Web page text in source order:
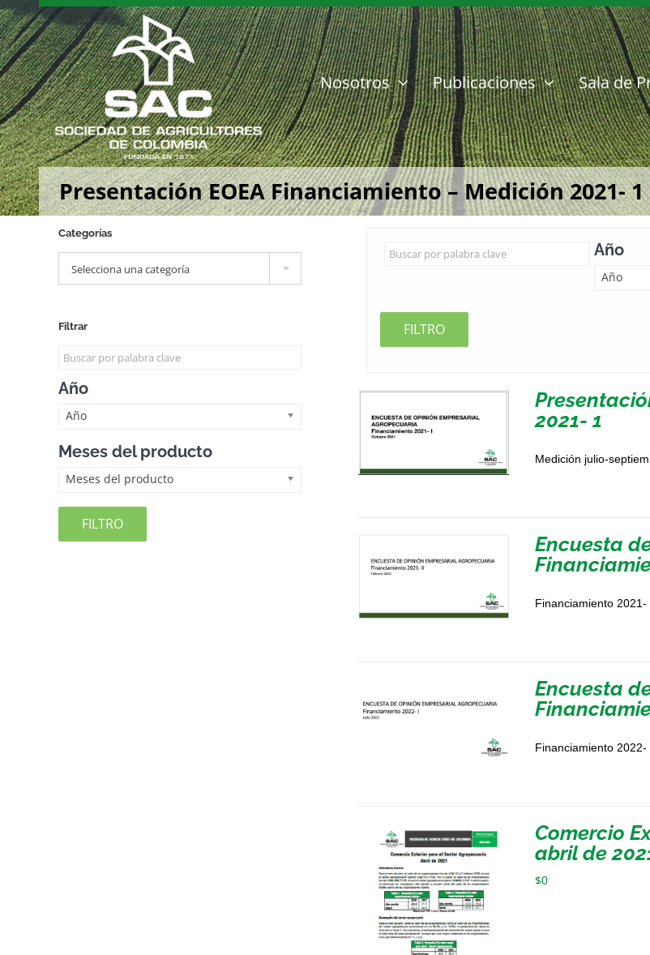
Saltar
al
contenido
Nosotros Publicaciones Sala de
Presentación EOEA Financiamiento – Medición 2021- 1
Año
Año
FILTRO
2021- 1
Medición julio-
Encuesta
Financiamiento
Encuesta
Financiamiento 2022-
Comercio
abril de
$0
Categorías
Selecciona una categoría
Filtrar
Año
Año
Meses del producto
Meses del producto
FILTRO